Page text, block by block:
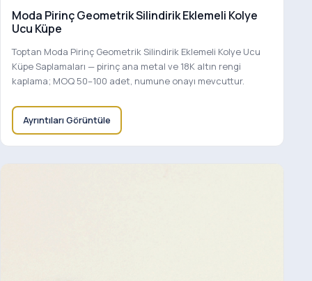
Moda Pirinç Geometrik Silindirik Eklemeli Kolye
Ucu Küpe
Toptan Moda Pirinç Geometrik Silindirik Eklemeli Kolye Ucu
Küpe Saplamaları — pirinç ana metal ve 18K altın rengi
kaplama; MOQ 50–100 adet, numune onayı mevcuttur.
Ayrıntıları Görüntüle